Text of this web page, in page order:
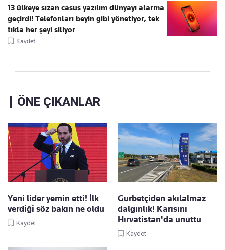
13 ülkeye sızan casus yazılım dünyayı alarma
geçirdi! Telefonları beyin gibi yönetiyor, tek
tıkla her şeyi siliyor
Kaydet
ÖNE ÇIKANLAR
Yeni lider yemin etti! İlk
verdiği söz bakın ne oldu
Kaydet
Gurbetçiden akılalmaz
dalgınlık! Karısını
Hırvatistan'da unuttu
Kaydet